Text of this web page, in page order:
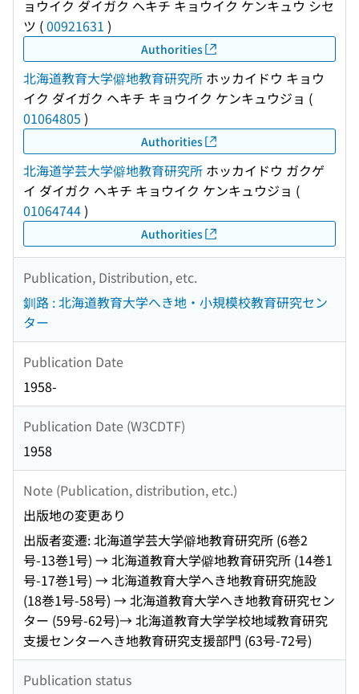
ョウイク ダイガク ヘキチ キョウイク ケンキュウ シセ
ツ (00921631 )
Authorities
北海道教育大学僻地教育研究所 ホッカイドウ キョウ
イク ダイガク ヘキチ キョウイク ケンキュウジョ (
01064805 )
Authorities
北海道学芸大学僻地教育研究所 ホッカイドウ ガクゲ
イ ダイガク ヘキチ キョウイク ケンキュウジョ (
01064744)
Authorities
Publication, Distribution, etc.
釧路 : 北海道教育大学へき地・小規模校教育研究セン
ター
Publication Date
1958-
Publication Date (W3CDTF)
1958
Note (Publication, distribution, etc.)
出版地の変更あり
出版者変遷: 北海道学芸大学僻地教育研究所 (6巻2
号-13巻1号) → 北海道教育大学僻地教育研究所 (14巻1
号-17巻1号) → 北海道教育大学へき地教育研究施設
(18巻1号-58号) → 北海道教育大学へき地教育研究セン
ター (59号-62号)→ 北海道教育大学学校地域教育研究
支援センターへき地教育研究支援部門 (63号-72号)
Publication status